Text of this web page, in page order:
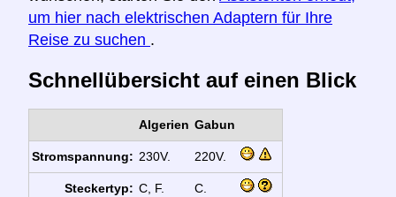
um hier nach elektrischen Adaptern für Ihre
Reise zu suchen .
Schnellübersicht auf einen Blick
Algerien Gabun
Stromspannung: 230V. 220V.
Steckertyp: C, F. C.